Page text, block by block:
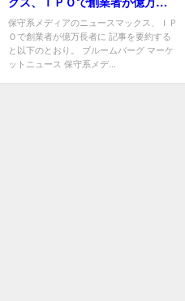
者に
保守系メディアのニュースマックス、ＩＰ
Ｏで創業者が億万長者に 記事を要約する
と以下のとおり。 ブルームバーグ マーケ
ットニュース 保守系メデ...